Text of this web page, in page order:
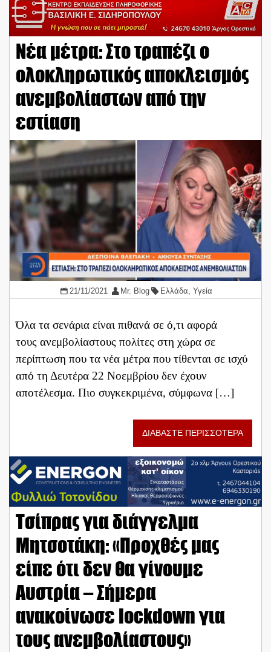
Νέα μέτρα: Στο τραπέζι ο
ολοκληρωτικός αποκλεισμός
ανεμβολίαστων από την
εστίαση
21/11/2021 Mr. Blog Ελλάδα,Υγεία
Όλα τα σενάρια είναι πιθανά σε ό,τι αφορά
τους ανεμβολίαστους πολίτες στη χώρα σε
περίπτωση που τα νέα μέτρα που τίθενται σε ισχύ
από τη Δευτέρα 22 Νοεμβρίου δεν έχουν
αποτέλεσμα. Πιο συγκεκριμένα, σύμφωνα […]
ΔΙΑΒΑΣΤΕ ΠΕΡΙΣΣΟΤΕΡΑ
Τσίπρας για διάγγελμα
Μητσοτάκη: «Προχθές μας
είπε ότι δεν θα γίνουμε
Αυστρία – Σήμερα
ανακοίνωσε lockdown για
τους ανεμβολίαστους»